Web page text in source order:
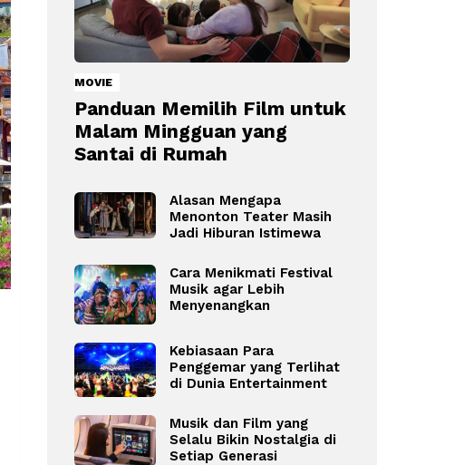
MOVIE
Panduan Memilih Film untuk
Malam Mingguan yang
Santai di Rumah
Alasan Mengapa
Menonton Teater Masih
Jadi Hiburan Istimewa
Cara Menikmati Festival
Musik agar Lebih
Menyenangkan
Kebiasaan Para
Penggemar yang Terlihat
di Dunia Entertainment
Musik dan Film yang
Selalu Bikin Nostalgia di
Setiap Generasi